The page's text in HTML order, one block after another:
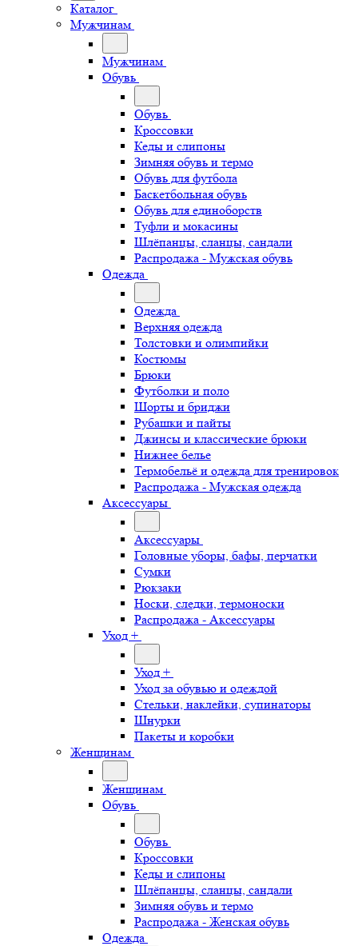
Каталог
Мужчинам
Мужчинам
Обувь
Обувь
Кроссовки
Кеды и слипоны
Зимняя обувь и термо
Обувь для футбола
Баскетбольная обувь
Обувь для единоборств
Туфли и мокасины
Шлёпанцы, сланцы, сандали
Распродажа - Мужская обувь
Одежда
Одежда
Верхняя одежда
Толстовки и олимпийки
Костюмы
Брюки
Футболки и поло
Шорты и бриджи
Рубашки и пайты
Джинсы и классические брюки
Нижнее белье
Термобельё и одежда для тренировок
Распродажа - Мужская одежда
Аксессуары
Аксессуары
Головные уборы, бафы, перчатки
Сумки
Рюкзаки
Носки, следки, термоноски
Распродажа - Аксессуары
Уход +
Уход +
Уход за обувью и одеждой
Стельки, наклейки, супинаторы
Шнурки
Пакеты и коробки
Женщинам
Женщинам
Обувь
Обувь
Кроссовки
Кеды и слипоны
Шлёпанцы, сланцы, сандали
Зимняя обувь и термо
Распродажа - Женская обувь
Одежда